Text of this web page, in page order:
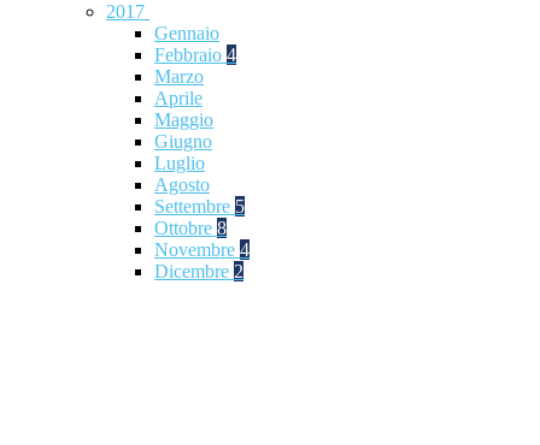
2017
Gennaio
Febbraio 4
Marzo
Aprile
Maggio
Giugno
Luglio
Agosto
Settembre 5
Ottobre 8
Novembre 4
Dicembre 2